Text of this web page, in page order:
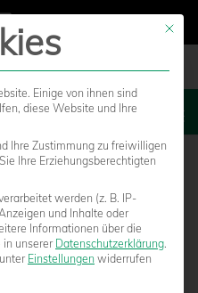
Mit
Einige von ihnen sind
diese Website und Ihre
Ihre Zustimmung zu freiwilligen
Ihre Erziehungsberechtigten
werden (z. B. IP-
und Inhalte oder
Informationen über die
in unserer Datenschutzerklärung.
Einstellungen widerrufen